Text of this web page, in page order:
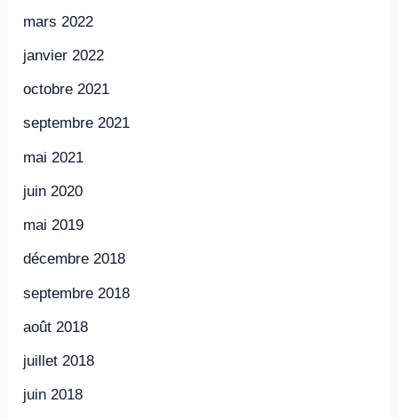
mars 2022
janvier 2022
octobre 2021
septembre 2021
mai 2021
juin 2020
mai 2019
décembre 2018
septembre 2018
août 2018
juillet 2018
juin 2018